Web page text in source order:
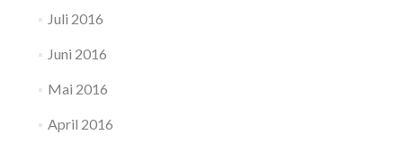
Juli 2016
Juni 2016
Mai 2016
April 2016